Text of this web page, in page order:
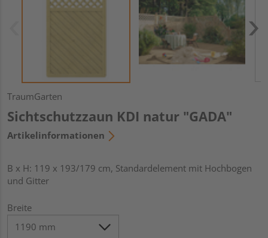
TraumGarten
Sichtschutzzaun KDI natur "GADA"
Artikelinformationen
B x H: 119 x 193/179 cm, Standardelement mit Hochbogen
und Gitter
Breite